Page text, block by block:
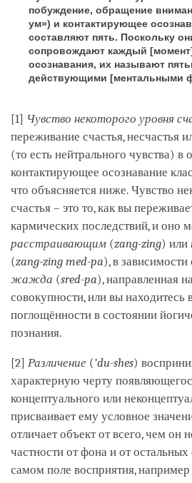
побуждение, обращение
ум») и контактирующее
составляют пять. Поскольку
сопровождают каждый
осознавания, их называют
действующими [ментальными
[1] Чувство некоторого уровня
переживание счастья, несчастья
(то есть нейтрального чувства) в
контактирующее осознавание
что объясняется ниже. Чувство
счастья – это то, как вы
кармических последствий, и оно
расстраивающим (zang-zing) или
(zang-zing med-pa), в зависимости
жажда (sred-pa), направленная
совокупности, или вы находитесь
поглощённости в состоянии
познания.
[2] Различение (’du-shes)
характерную черту
концептуального или
присваивает ему условное
отличает объект от всего, чем он
частности от фона и от
самом поле восприятия, например